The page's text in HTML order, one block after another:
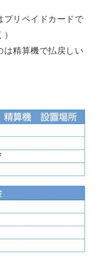
プリペイドカードで
は精算機で払戻しい